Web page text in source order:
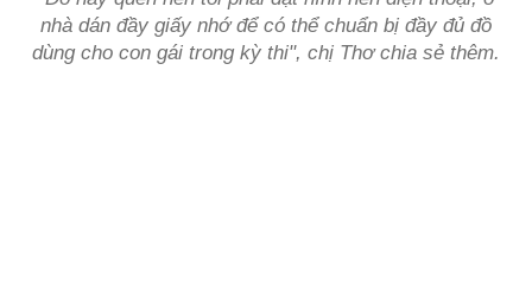
nhà dán đầy giấy nhớ để có thể chuẩn bị đầy đủ đồ
dùng cho con gái trong kỳ thi", chị Thơ chia sẻ thêm.